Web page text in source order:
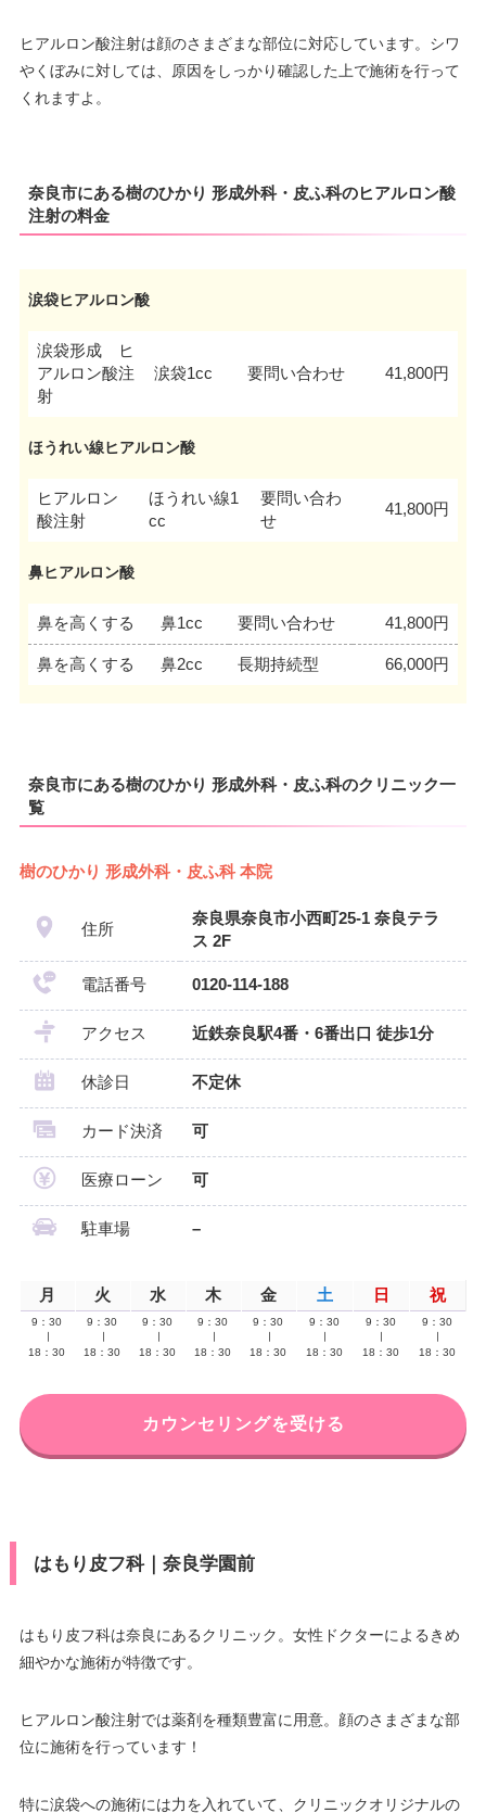
ヒアルロン酸注射は顔のさまざまな部位に対応しています。シワ
やくぼみに対しては、原因をしっかり確認した上で施術を行って
くれますよ。
奈良市にある樹のひかり 形成外科・皮ふ科のヒアルロン酸
注射の料金
涙袋ヒアルロン酸
涙袋形成 ヒ
アルロン酸注
射
涙袋1cc 要問い合わせ 41,800円
ほうれい線ヒアルロン酸
ヒアルロン
酸注射
ほうれい線1
cc
要問い合わ
せ
41,800円
鼻ヒアルロン酸
鼻を高くする 鼻1cc 要問い合わせ 41,800円
鼻を高くする 鼻2cc 長期持続型 66,000円
奈良市にある樹のひかり 形成外科・皮ふ科のクリニック一
覧
樹のひかり 形成外科・皮ふ科 本院
住所
奈良県奈良市小西町25-1 奈良テラ
ス 2F
電話番号 0120-114-188
アクセス 近鉄奈良駅4番・6番出口 徒歩1分
休診日 不定休
カード決済 可
医療ローン 可
駐車場 –
月 火 水 木 金 土 日 祝
9：30
18：30
9：30
18：30
9：30
18：30
9：30
18：30
9：30
18：30
9：30
18：30
9：30
18：30
9：30
18：30
カウンセリングを受ける
はもり皮フ科｜奈良学園前
はもり皮フ科は奈良にあるクリニック。女性ドクターによるきめ
細やかな施術が特徴です。
ヒアルロン酸注射では薬剤を種類豊富に用意。顔のさまざまな部
位に施術を行っています！
特に涙袋への施術には力を入れていて、クリニックオリジナルの